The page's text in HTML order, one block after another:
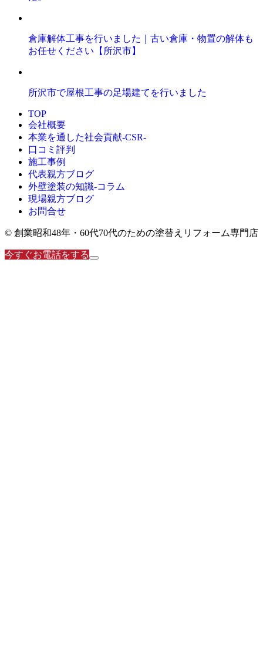
倉庫解体工事を行いました｜古い倉庫・物置の解体も
お任せください【所沢市】
所沢市で屋根工事の足場建てを行いました
TOP
会社概要
本業を通した社会貢献-CSR-
口コミ評判
施工事例
代表親方ブログ
外壁塗装の知識‐コラム
現場親方ブログ
お問合せ
© 創業昭和48年・60代70代のための塗替えリフォーム専門店
今すぐお電話をする